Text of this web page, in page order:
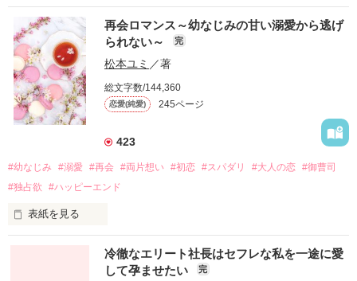
再会ロマンス～幼なじみの甘い溺愛から逃げ
られない～
完
松本ユミ ／著
総文字数/144,360
恋愛(純愛) 245ページ
423
#幼なじみ #溺愛 #再会 #両片想い #初恋 #スパダリ #大人の恋 #御曹司
#独占欲
#ハッピーエンド
表紙を見る
冷徹なエリート社長はセフレな私を一途に愛
して孕ませたい
完